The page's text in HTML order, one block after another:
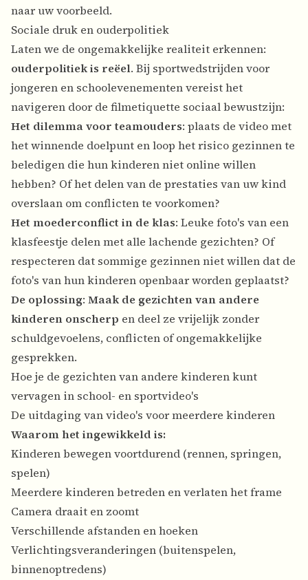
naar uw voorbeeld.
Sociale druk en ouderpolitiek
Laten we de ongemakkelijke realiteit erkennen:
ouderpolitiek is reëel. Bij sportwedstrijden voor
jongeren en schoolevenementen vereist het
navigeren door de filmetiquette sociaal bewustzijn:
Het dilemma voor teamouders: plaats de video met
het winnende doelpunt en loop het risico gezinnen te
beledigen die hun kinderen niet online willen
hebben? Of het delen van de prestaties van uw kind
overslaan om conflicten te voorkomen?
Het moederconflict in de klas: Leuke foto's van een
klasfeestje delen met alle lachende gezichten? Of
respecteren dat sommige gezinnen niet willen dat de
foto's van hun kinderen openbaar worden geplaatst?
De oplossing: Maak de gezichten van andere
kinderen onscherp en deel ze vrijelijk zonder
schuldgevoelens, conflicten of ongemakkelijke
gesprekken.
Hoe je de gezichten van andere kinderen kunt
vervagen in school- en sportvideo's
De uitdaging van video's voor meerdere kinderen
Waarom het ingewikkeld is:
Kinderen bewegen voortdurend (rennen, springen,
spelen)
Meerdere kinderen betreden en verlaten het frame
Camera draait en zoomt
Verschillende afstanden en hoeken
Verlichtingsveranderingen (buitenspelen,
binnenoptredens)